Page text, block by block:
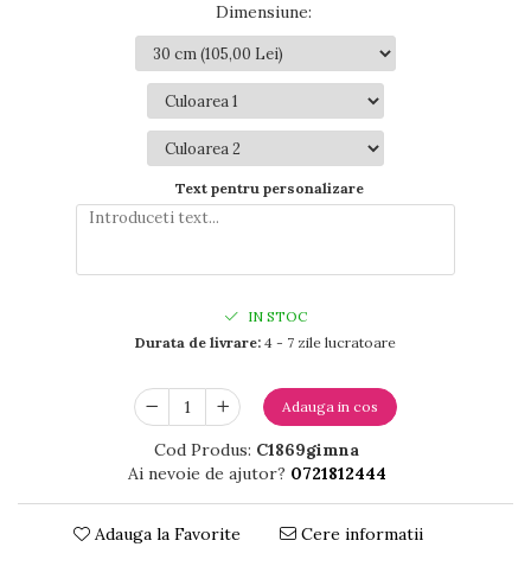
Dimensiune:
Text pentru personalizare
IN STOC
Durata de livrare: 4 - 7 zile lucratoare
Adauga in cos
Cod Produs: C1869gimna
Ai nevoie de ajutor? 0721812444
Adauga la Favorite Cere informatii